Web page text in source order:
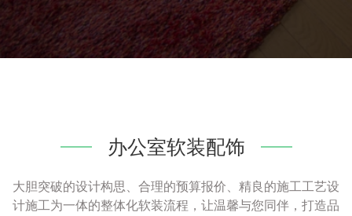
办公室软装配饰
大胆突破的设计构思、合理的预算报价、精良的施工工艺设
计施工为一体的整体化软装流程，让温馨与您同伴，打造品